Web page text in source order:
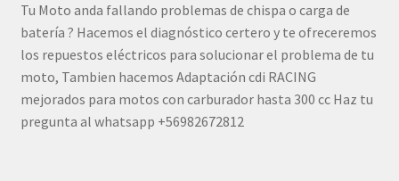
Tu Moto anda fallando problemas de chispa o carga de
batería ? Hacemos el diagnóstico certero y te ofreceremos
los repuestos eléctricos para solucionar el problema de tu
moto, Tambien hacemos Adaptación cdi RACING
mejorados para motos con carburador hasta 300 cc Haz tu
pregunta al whatsapp +56982672812